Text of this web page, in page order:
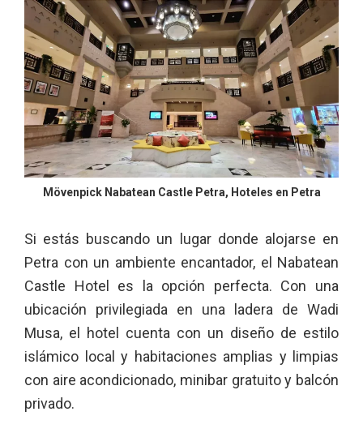
Mövenpick Nabatean Castle Petra, Hoteles en Petra
Si estás buscando un lugar donde alojarse en
Petra con un ambiente encantador, el Nabatean
Castle Hotel es la opción perfecta. Con una
ubicación privilegiada en una ladera de Wadi
Musa, el hotel cuenta con un diseño de estilo
islámico local y habitaciones amplias y limpias
con aire acondicionado, minibar gratuito y balcón
privado.